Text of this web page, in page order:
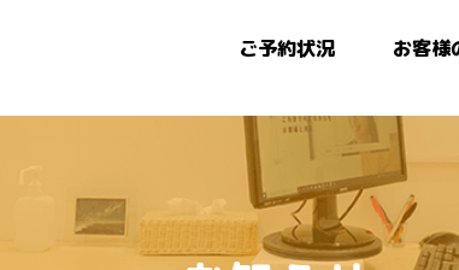
ご予約状況 お客様